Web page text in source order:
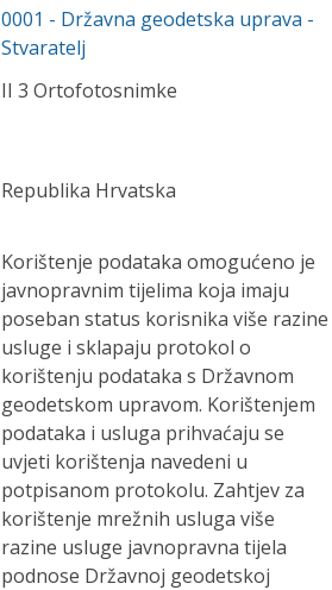
0001 - Državna geodetska uprava -
Stvaratelj
II 3 Ortofotosnimke
Republika Hrvatska
Korištenje podataka omogućeno je
javnopravnim tijelima koja imaju
poseban status korisnika više razine
usluge i sklapaju protokol o
korištenju podataka s Državnom
geodetskom upravom. Korištenjem
podataka i usluga prihvaćaju se
uvjeti korištenja navedeni u
potpisanom protokolu. Zahtjev za
korištenje mrežnih usluga više
razine usluge javnopravna tijela
podnose Državnoj geodetskoj